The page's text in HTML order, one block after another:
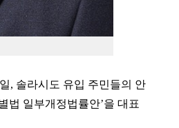
, 솔라시도 유입 주민들의 안
법 일부개정법률안’을 대표